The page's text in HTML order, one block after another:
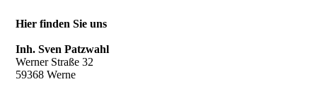
Hier finden Sie uns
Inh. Sven Patzwahl
Werner Straße 32
59368 Werne